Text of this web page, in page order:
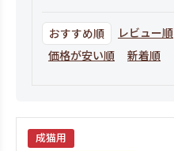
おすすめ順 レビュー順
価格が安い順
新着順
成猫用